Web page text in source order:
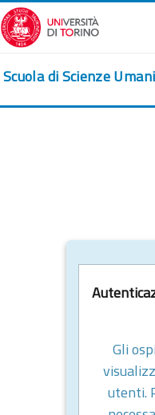
Vai al contenuto principale
Scuola di Scienze
Gli
utenti.